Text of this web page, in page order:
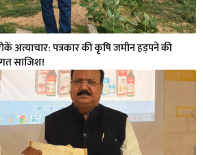
अत्याचार: पत्रकार की कृषि जमीन हड़पने की
साजिश!